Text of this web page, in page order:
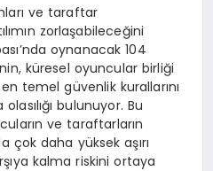
ve taraftar
zorlaşabileceğini
oynanacak 104
küresel oyuncular birliği
temel güvenlik kurallarını
bulunuyor. Bu
ve taraftarların
çok daha yüksek aşırı
kalma riskini ortaya